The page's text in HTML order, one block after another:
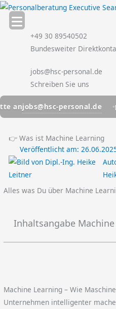
Zum
Inhalt
springen
+49 30 89540502
Bundesweiter
jobs@hsc-personal.de
Schreiben Sie uns
jobs@hsc-personal.de 📩
👉 Was ist Machine Learning
Veröffentlicht am:
Alles was Du über Machine
Inhaltsangabe
Machine Learning – Wie
Unternehmen intelligenter